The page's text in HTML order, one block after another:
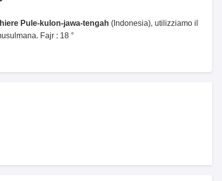
Pule-kulon-jawa-tengah (Indonesia), utilizziamo il
Fajr : 18 °